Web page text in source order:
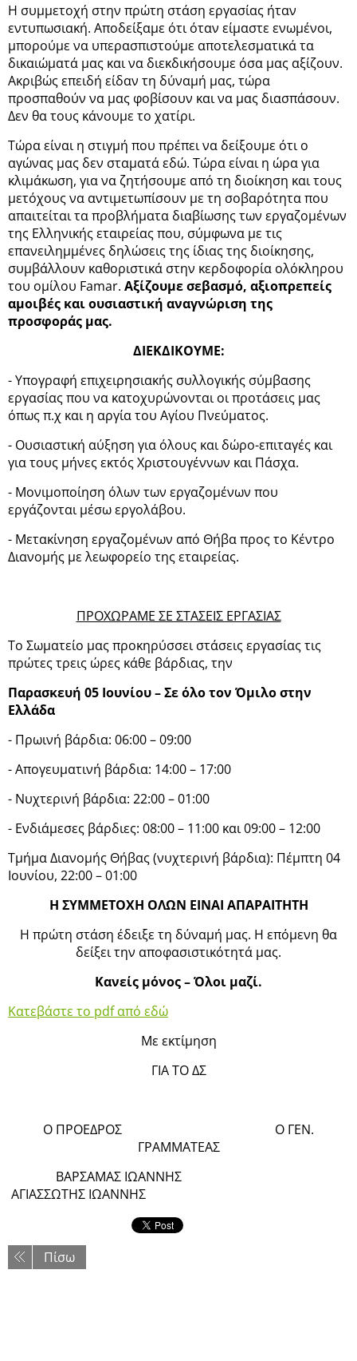
Η συμμετοχή στην πρώτη στάση εργασίας ήταν
εντυπωσιακή. Αποδείξαμε ότι όταν είμαστε ενωμένοι,
μπορούμε να υπερασπιστούμε αποτελεσματικά τα
δικαιώματά μας και να διεκδικήσουμε όσα μας αξίζουν.
Ακριβώς επειδή είδαν τη δύναμή μας, τώρα
προσπαθούν να μας φοβίσουν και να μας διασπάσουν.
Δεν θα τους κάνουμε το χατίρι.
Τώρα είναι η στιγμή που πρέπει να δείξουμε ότι ο
αγώνας μας δεν σταματά εδώ. Τώρα είναι η ώρα για
κλιμάκωση, για να ζητήσουμε από τη διοίκηση και τους
μετόχους να αντιμετωπίσουν με τη σοβαρότητα που
απαιτείται τα προβλήματα διαβίωσης των εργαζομένων
της Ελληνικής εταιρείας που, σύμφωνα με τις
επανειλημμένες δηλώσεις της ίδιας της διοίκησης,
συμβάλλουν καθοριστικά στην κερδοφορία ολόκληρου
του ομίλου Famar. Αξίζουμε σεβασμό, αξιοπρεπείς
αμοιβές και ουσιαστική αναγνώριση της
προσφοράς μας.
ΔΙΕΚΔΙΚΟΥΜΕ:
- Υπογραφή επιχειρησιακής συλλογικής σύμβασης
εργασίας που να κατοχυρώνονται οι προτάσεις μας
όπως π.χ και η αργία του Αγίου Πνεύματος.
- Ουσιαστική αύξηση για όλους και δώρο-επιταγές και
για τους μήνες εκτός Χριστουγέννων και Πάσχα.
- Μονιμοποίηση όλων των εργαζομένων που
εργάζονται μέσω εργολάβου.
- Μετακίνηση εργαζομένων από Θήβα προς το Κέντρο
Διανομής με λεωφορείο της εταιρείας.
ΠΡΟΧΩΡΑΜΕ ΣΕ ΣΤΑΣΕΙΣ ΕΡΓΑΣΙΑΣ
Το Σωματείο μας προκηρύσσει στάσεις εργασίας τις
πρώτες τρεις ώρες κάθε βάρδιας, την
Παρασκευή 05 Ιουνίου – Σε όλο τον Όμιλο στην
Ελλάδα
- Πρωινή βάρδια: 06:00 – 09:00
- Απογευματινή βάρδια: 14:00 – 17:00
- Νυχτερινή βάρδια: 22:00 – 01:00
- Ενδιάμεσες βάρδιες: 08:00 – 11:00 και 09:00 – 12:00
Τμήμα Διανομής Θήβας (νυχτερινή βάρδια): Πέμπτη 04
Ιουνίου, 22:00 – 01:00
Η ΣΥΜΜΕΤΟΧΗ ΟΛΩΝ ΕΙΝΑΙ ΑΠΑΡΑΙΤΗΤΗ
Η πρώτη στάση έδειξε τη δύναμή μας. Η επόμενη θα
δείξει την αποφασιστικότητά μας.
Κανείς μόνος – Όλοι μαζί.
Κατεβάστε το pdf από εδώ
Με εκτίμηση
ΓΙΑ ΤΟ ΔΣ
Ο ΠΡΟΕΔΡΟΣ Ο ΓΕΝ.
ΓΡΑΜΜΑΤΕΑΣ
ΒΑΡΣΑΜΑΣ ΙΩΑΝΝΗΣ
ΑΓΙΑΣΣΩΤΗΣ ΙΩΑΝΝΗΣ
Πίσω